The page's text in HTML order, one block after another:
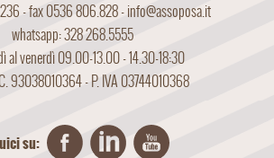
- fax 0536 806.828 -info@assoposa.it
whatsapp: 328 268.5555
al venerdì 09.00-13.00 - 14.30-18:30
93038010364 - P. IVA 03744010368
su: